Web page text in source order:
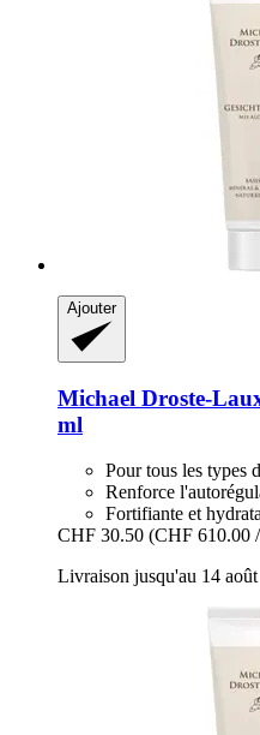
Ajouter
Michael Droste-
ml
Pour tous les types
Renforce
Fortifiante et
CHF 30.50 (CHF 610.00
Livraison jusqu'au 14 août